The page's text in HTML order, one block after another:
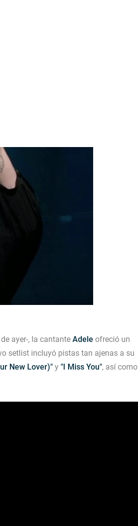
ayer-, la cantante Adele ofreció un
setlist incluyó pistas tan ajenas a su
New Lover)" y "I Miss You", así como